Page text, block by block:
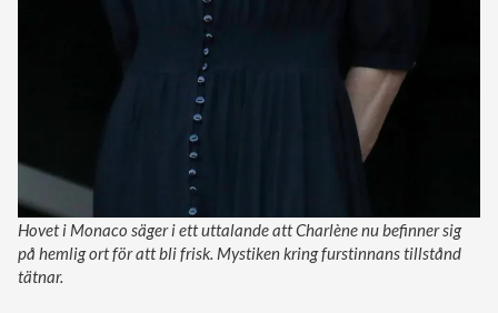
Hovet i Monaco säger i ett uttalande att Charlène nu befinner sig
på hemlig ort för att bli frisk. Mystiken kring furstinnans tillstånd
tätnar.